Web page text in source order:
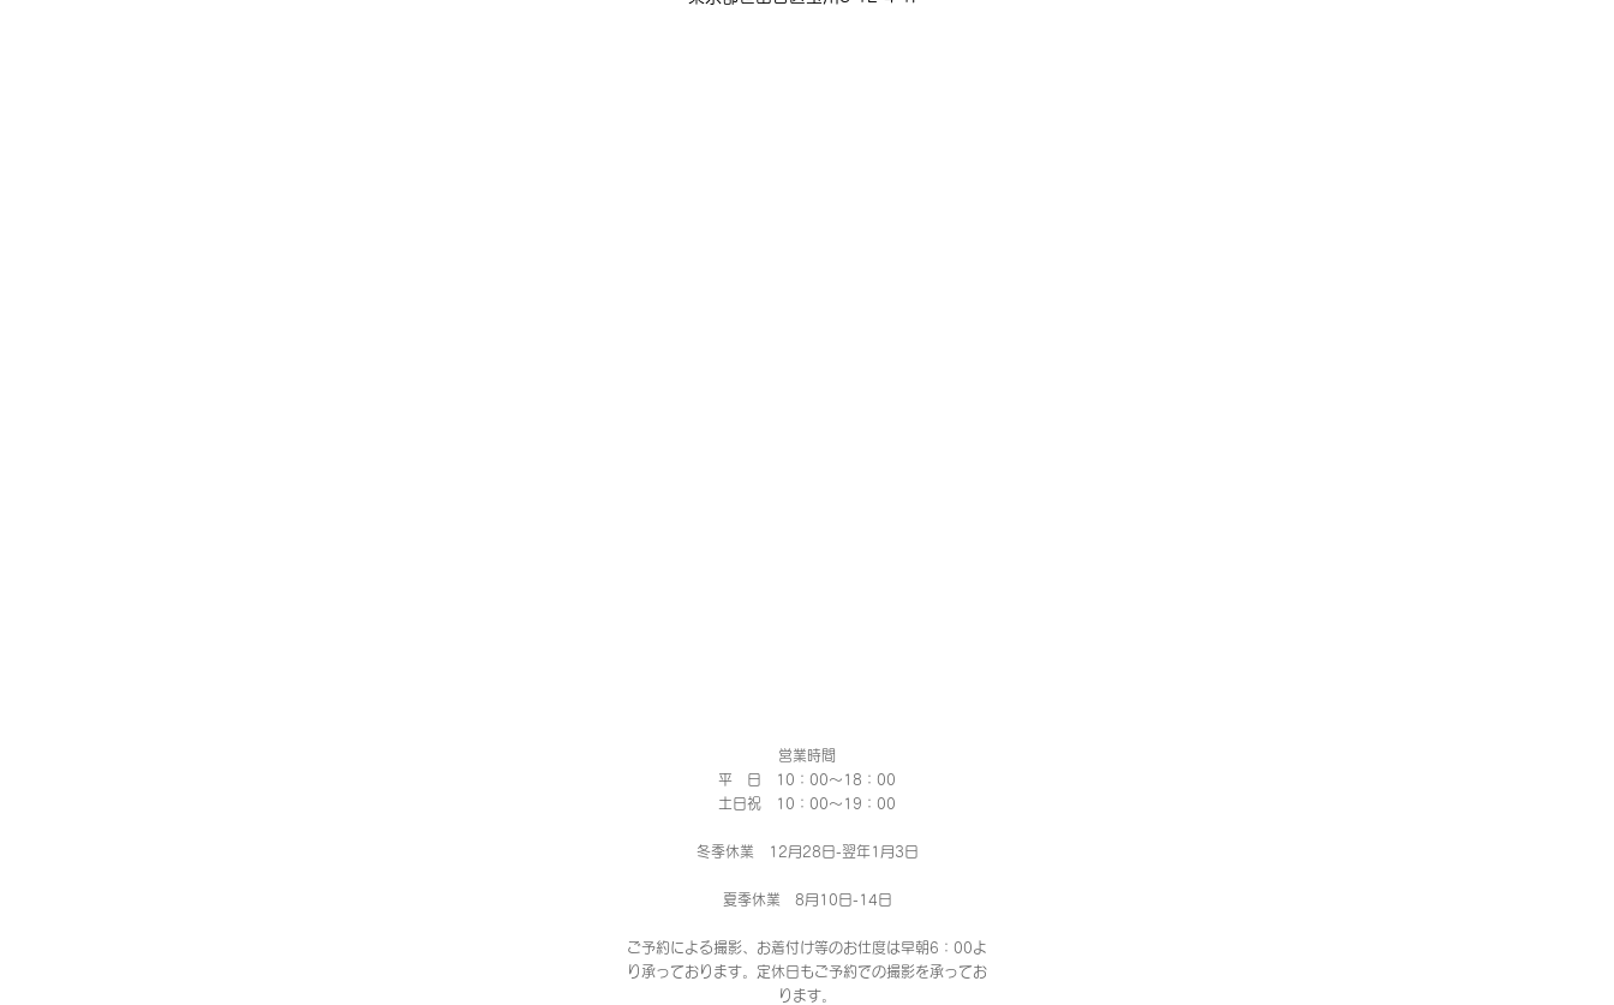
営業時間
平 日 10：00～18：00​
土日祝 10：00～19：00
冬季休業 12月28日-翌年1月3日
夏季休業 8月10日-14日
ご予約による撮影、お着付け等のお仕度は早朝6：00よ
り承っております。定休日もご予約での撮影を承ってお
ります。